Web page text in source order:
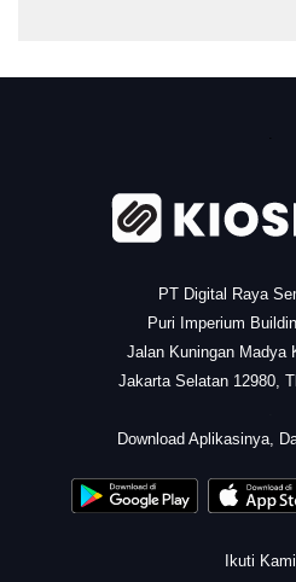
PT Digital Raya
Puri Imperium
Jalan Kuningan Madya
Jakarta Selatan 12980,
Download Aplikasinya,
Ikuti